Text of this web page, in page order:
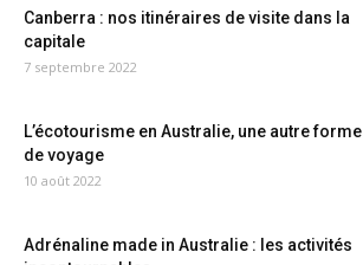
Canberra : nos itinéraires de visite dans la
capitale
7 septembre 2022
L’écotourisme en Australie, une autre forme
de voyage
10 août 2022
Adrénaline made in Australie : les activités